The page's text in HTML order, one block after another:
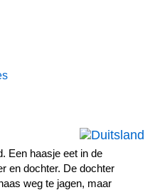
Een haasje eet in de
en dochter. De dochter
weg te jagen, maar